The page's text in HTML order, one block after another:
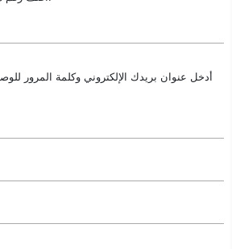
أدخل عنوان بريدك الإلكتروني وكلمة المرور